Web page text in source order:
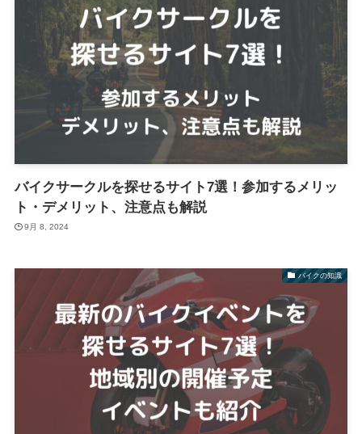
バイクサークルを探せるサイト7選！参加するメリッ
ト・デメリット、注意点も解説
9月 8, 2024
バイクの知識